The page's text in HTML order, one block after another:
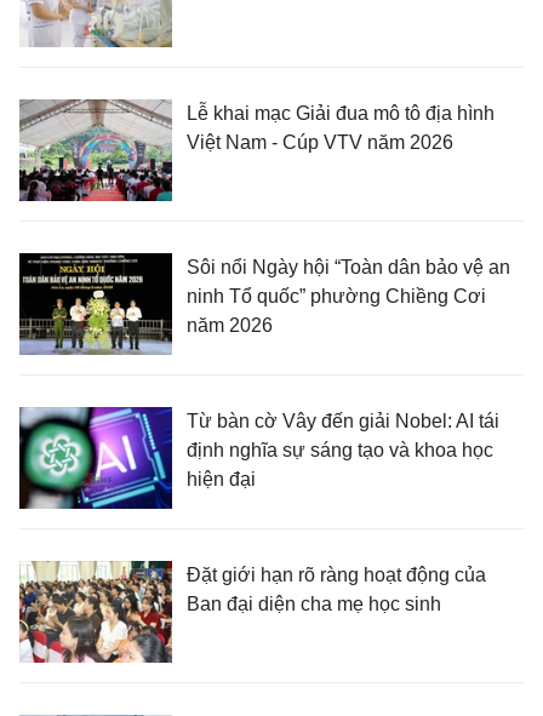
Lễ khai mạc Giải đua mô tô địa hình
Việt Nam - Cúp VTV năm 2026
Sôi nổi Ngày hội “Toàn dân bảo vệ an
ninh Tổ quốc” phường Chiềng Cơi
năm 2026
Từ bàn cờ Vây đến giải Nobel: AI tái
định nghĩa sự sáng tạo và khoa học
hiện đại
Đặt giới hạn rõ ràng hoạt động của
Ban đại diện cha mẹ học sinh